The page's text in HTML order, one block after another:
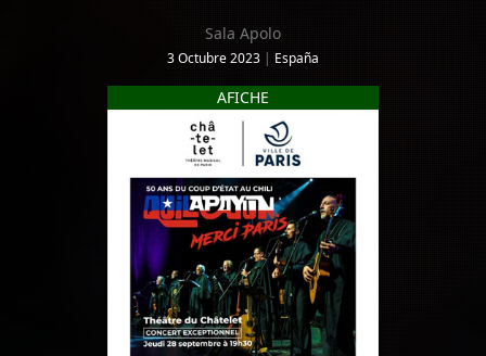
Sala Apolo
3 Octubre 2023 | España
AFICHE